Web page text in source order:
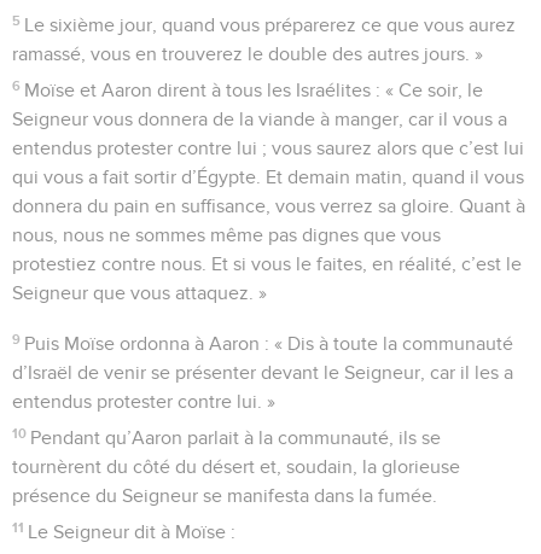
5 Le sixième jour, quand vous préparerez ce que vous aurez
ramassé, vous en trouverez le double des autres jours. »
6 Moïse et Aaron dirent à tous les Israélites : « Ce soir, le
Seigneur vous donnera de la viande à manger, car il vous a
entendus protester contre lui ; vous saurez alors que c’est lui
qui vous a fait sortir d’Égypte. Et demain matin, quand il vous
donnera du pain en suffisance, vous verrez sa gloire. Quant à
nous, nous ne sommes même pas dignes que vous
protestiez contre nous. Et si vous le faites, en réalité, c’est le
Seigneur que vous attaquez. »
9 Puis Moïse ordonna à Aaron : « Dis à toute la communauté
d’Israël de venir se présenter devant le Seigneur, car il les a
entendus protester contre lui. »
10 Pendant qu’Aaron parlait à la communauté, ils se
tournèrent du côté du désert et, soudain, la glorieuse
présence du Seigneur se manifesta dans la fumée.
11 Le Seigneur dit à Moïse :